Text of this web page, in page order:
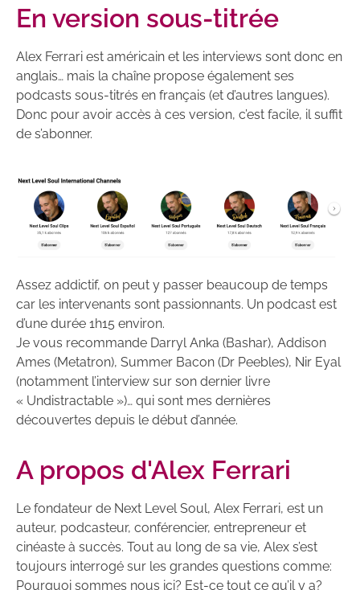
En version sous-titrée
Alex Ferrari est américain et les interviews sont donc en
anglais… mais la chaîne propose également ses
podcasts sous-titrés en français (et d’autres langues).
Donc pour avoir accès à ces version, c’est facile, il suffit
de s’abonner.
Assez addictif, on peut y passer beaucoup de temps
car les intervenants sont passionnants. Un podcast est
d’une durée 1h15 environ.
Je vous recommande Darryl Anka (Bashar), Addison
Ames (Metatron), Summer Bacon (Dr Peebles), Nir Eyal
(notamment l’interview sur son dernier livre
« Undistractable »)… qui sont mes dernières
découvertes depuis le début d’année.
A propos d'Alex Ferrari
Le fondateur de Next Level Soul, Alex Ferrari, est un
auteur, podcasteur, conférencier, entrepreneur et
cinéaste à succès. Tout au long de sa vie, Alex s’est
toujours interrogé sur les grandes questions comme:
Pourquoi sommes nous ici? Est-ce tout ce qu’il y a?